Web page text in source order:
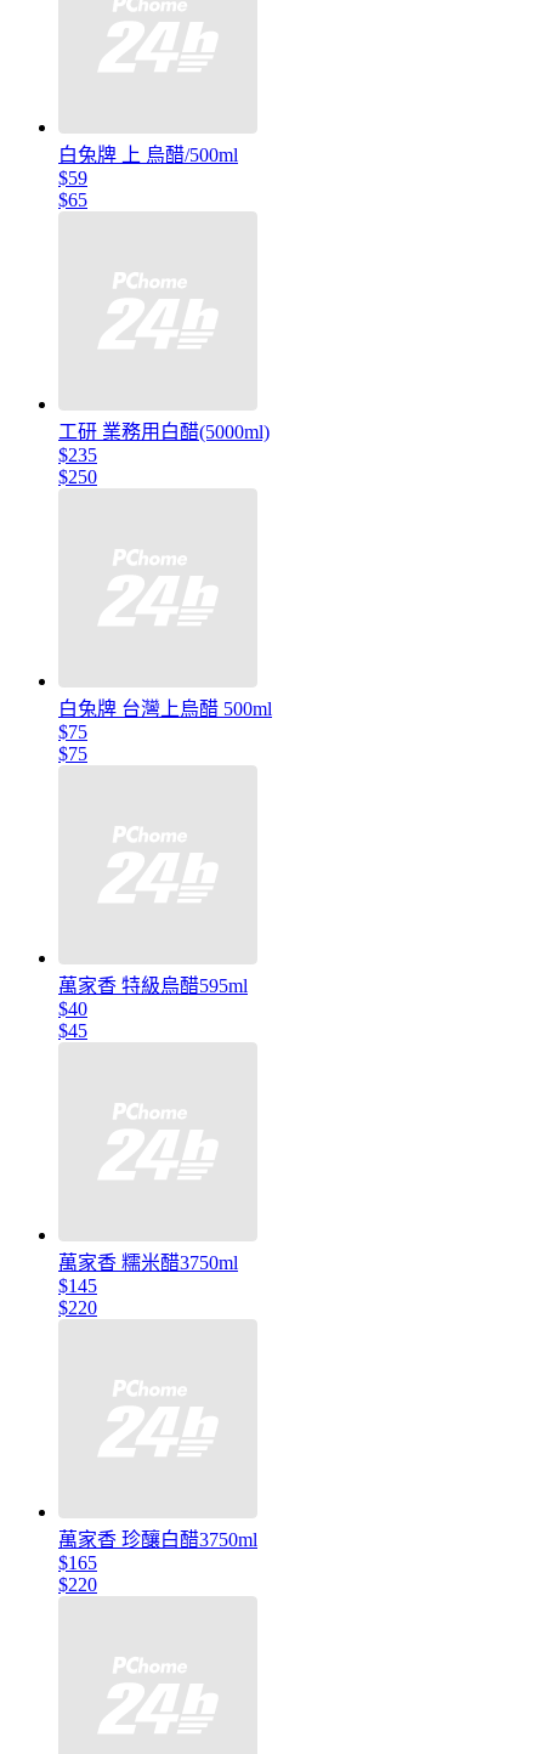
白兔牌 上 烏醋/500ml
$59
$65
工研 業務用白醋(5000ml)
$235
$250
白兔牌 台灣上烏醋 500ml
$75
$75
萬家香 特級烏醋595ml
$40
$45
萬家香 糯米醋3750ml
$145
$220
萬家香 珍釀白醋3750ml
$165
$220